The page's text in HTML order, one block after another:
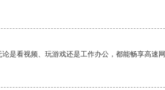
是看视频、玩游戏还是工作办公，都能畅享高速